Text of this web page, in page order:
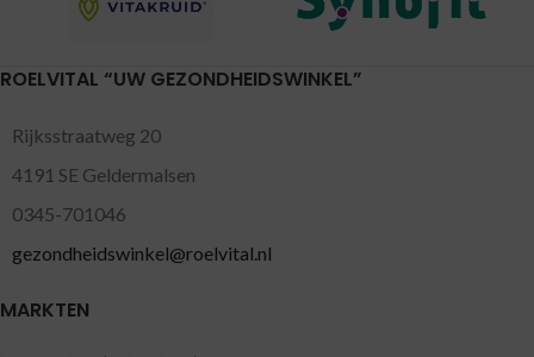
ROELVITAL “UW GEZONDHEIDSWINKEL”
Rijksstraatweg 20
4191 SE Geldermalsen
0345-701046
gezondheidswinkel@roelvital.nl
MARKTEN